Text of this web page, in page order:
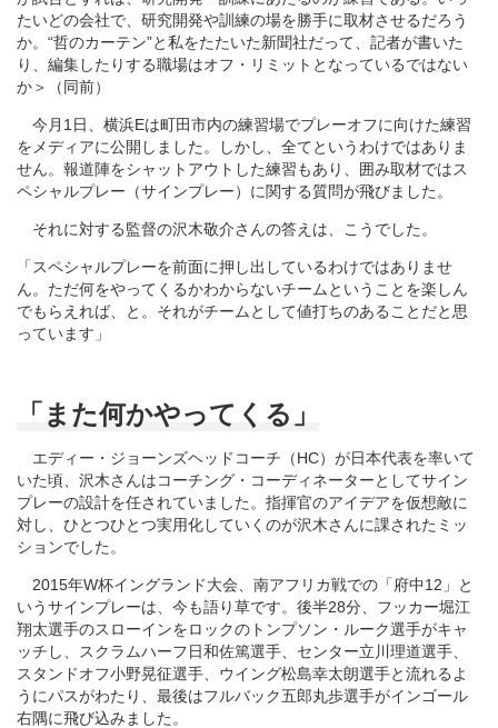
たいどの会社で、研究開発や訓練の場を勝手に取材させるだろう
か。“哲のカーテン”と私をたたいた新聞社だって、記者が書いた
り、編集したりする職場はオフ・リミットとなっているではない
か＞（同前）
今月1日、横浜Eは町田市内の練習場でプレーオフに向けた練習
をメディアに公開しました。しかし、全てというわけではありま
せん。報道陣をシャットアウトした練習もあり、囲み取材ではス
ペシャルプレー（サインプレー）に関する質問が飛びました。
それに対する監督の沢木敬介さんの答えは、こうでした。
「スペシャルプレーを前面に押し出しているわけではありませ
ん。ただ何をやってくるかわからないチームということを楽しん
でもらえれば、と。それがチームとして値打ちのあることだと思
っています」
「また何かやってくる」
エディー・ジョーンズヘッドコーチ（HC）が日本代表を率いて
いた頃、沢木さんはコーチング・コーディネーターとしてサイン
プレーの設計を任されていました。指揮官のアイデアを仮想敵に
対し、ひとつひとつ実用化していくのが沢木さんに課されたミッ
ションでした。
2015年W杯イングランド大会、南アフリカ戦での「府中12」と
いうサインプレーは、今も語り草です。後半28分、フッカー堀江
翔太選手のスローインをロックのトンプソン・ルーク選手がキャ
ッチし、スクラムハーフ日和佐篤選手、センター立川理道選手、
スタンドオフ小野晃征選手、ウイング松島幸太朗選手と流れるよ
うにパスがわたり、最後はフルバック五郎丸歩選手がインゴール
右隅に飛び込みました。